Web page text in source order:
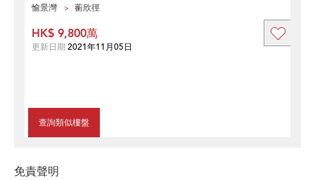
愉景灣 蘅欣徑
查詢類似樓盤
HK$ 9,800萬
更新日期 2021年11月05日
免責聲明